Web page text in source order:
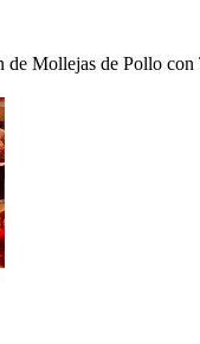
de Mollejas de Pollo con